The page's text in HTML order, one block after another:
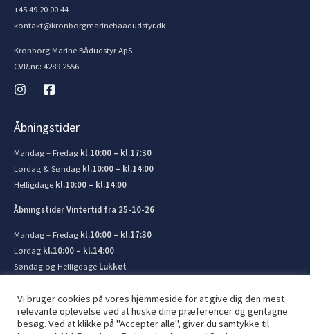
+45 49 20 00 44
kontakt@kronborgmarinebaadudstyr.dk
Kronborg Marine Bådudstyr ApS
CVR.nr.: 4289 2556
Åbningstider
Mandag – Fredag kl.10:00 – kl.17:30
Lørdag & Søndag kl.10:00 – kl.14:00
Helligdage kl.10:00 – kl.14:00
Åbningstider Vintertid fra 25-10-26
Mandag – Fredag kl.10:00 – kl.17:30
Lørdag kl.10:00 – kl.14:00
Søndag og Helligdage Lukket
Vi bruger cookies på vores hjemmeside for at give dig den mest
relevante oplevelse ved at huske dine præferencer og gentagne
besøg. Ved at klikke på "Accepter alle", giver du samtykke til